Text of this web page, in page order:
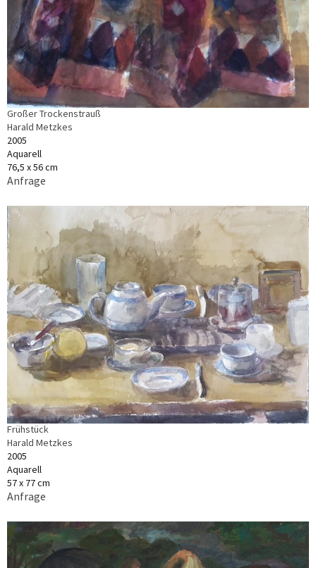
Großer Trockenstrauß
Harald Metzkes
2005
Aquarell
76,5 x 56 cm
Anfrage
Frühstück
Harald Metzkes
2005
Aquarell
57 x 77 cm
Anfrage